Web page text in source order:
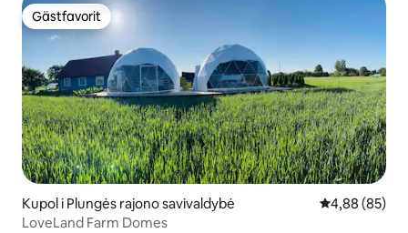
Gästfavorit
Gästfavorit
Kupol i Plungės rajono savivaldybė 4,88 av 5 i
4,88 (85)
LoveLand Farm Domes